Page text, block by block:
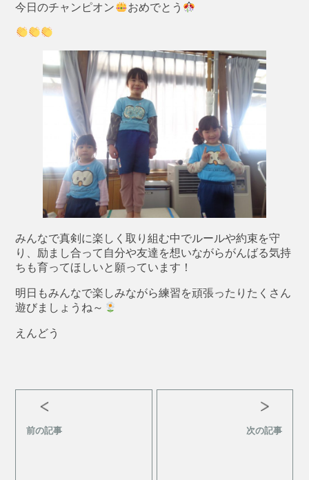
今日のチャンピオン おめでとう
みんなで真剣に楽しく取り組む中でルールや約束を守
り、励まし合って自分や友達を想いながらがんばる気持
ちも育ってほしいと願っています！
明日もみんなで楽しみながら練習を頑張ったりたくさん
遊びましょうね～
えんどう
前の記事 次の記事